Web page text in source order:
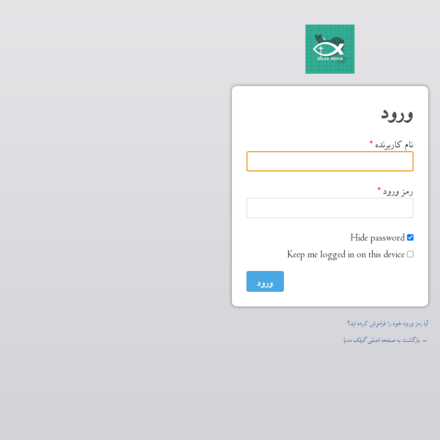
ورود
نام کاربرنده
رمز ورود
Hide password
Keep me logged in on this device
آیا رمز ورود خود را فراموش کرده اید؟
← بازگشت به صفحه اصلیگیلک مدیا